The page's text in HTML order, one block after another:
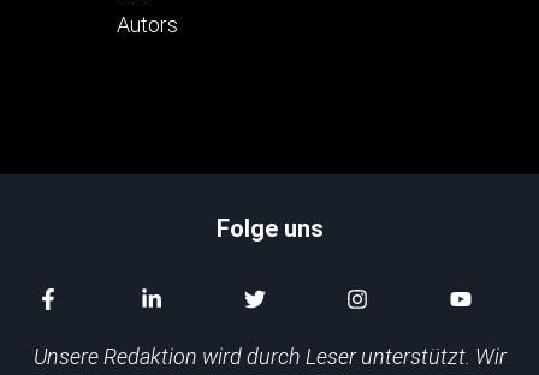
Folge uns
Unsere Redaktion wird durch Leser unterstützt. Wir